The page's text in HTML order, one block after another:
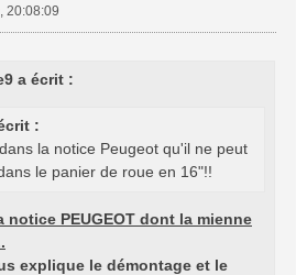
20:08:09
a écrit :
:
la notice Peugeot qu'il ne peut
le panier de roue en 16"!!
notice PEUGEOT dont la mienne
explique le démontage et le